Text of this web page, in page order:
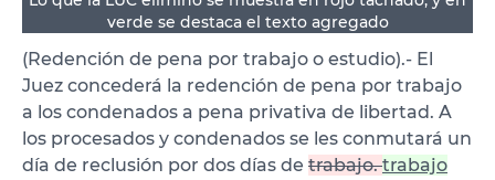
verde se destaca el texto agregado
(Redención de pena por trabajo o estudio).- El
Juez concederá la redención de pena por trabajo
a los condenados a pena privativa de libertad. A
los procesados y condenados se les conmutará un
día de reclusión por dos días de trabajo.trabajo